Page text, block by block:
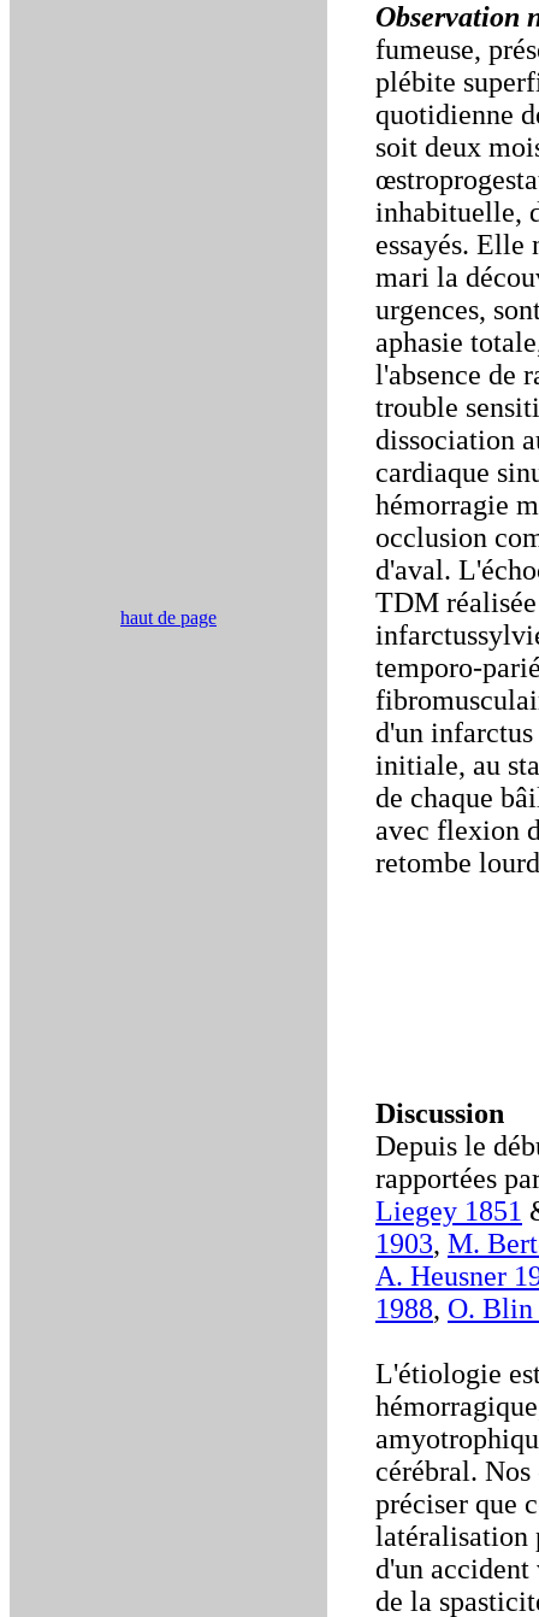
haut de page
Observation
fumeuse,
plébite
quotidienne
soit deux
inhabituelle,
essayés. Elle
mari la
urgences,
aphasie
l'absence de
trouble
dissociation
cardiaque
hémorragie
occlusion
d'aval.
TDM
temporo-
d'un
initiale, au
de chaque
avec flexion
retombe
Discussion
Depuis le
rapportées
Liegey 1851
1903, M.
A. Heusner
1988, O. Blin
L'étiologie
cérébral.
préciser que
latéralisation
d'un
de la